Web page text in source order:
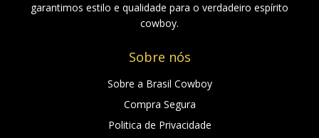
garantimos estilo e qualidade para o verdadeiro espírito
cowboy.
Sobre nós
Sobre a Brasil Cowboy
Compra Segura
Politica de Privacidade